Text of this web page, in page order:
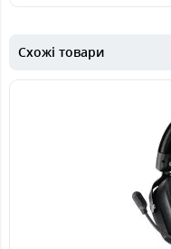
Схожі товари